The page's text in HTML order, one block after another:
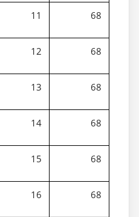
68
11
68
12
68
13
68
14
68
15
68
16